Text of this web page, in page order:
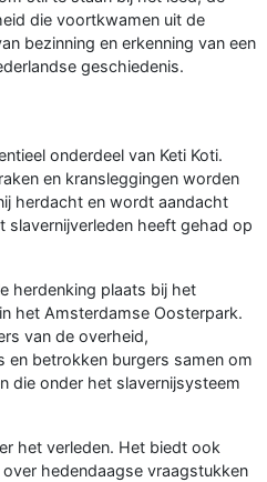
die voortkwamen uit de
bezinning en erkenning van een
geschiedenis.
onderdeel van Keti Koti.
en kransleggingen worden
herdacht en wordt aandacht
slavernijverleden heeft gehad op
herdenking plaats bij het
het Amsterdamse Oosterpark.
van de overheid,
en betrokken burgers samen om
die onder het slavernijsysteem
het verleden. Het biedt ook
hedendaagse vraagstukken